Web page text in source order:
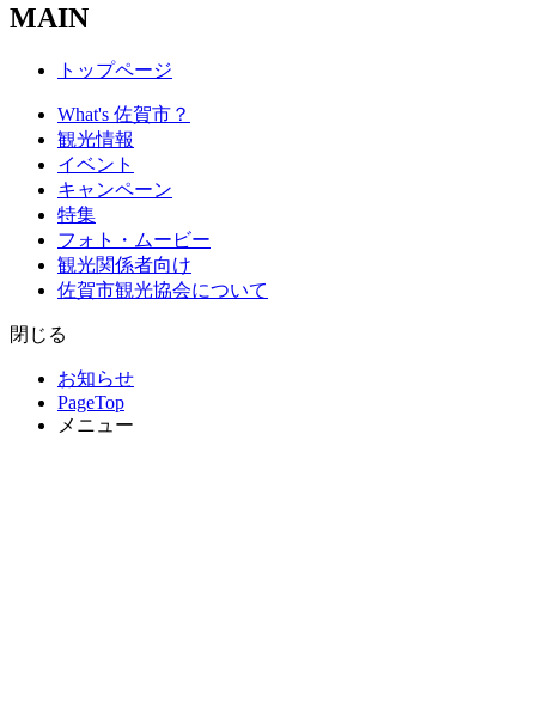
MAIN
トップページ
What's 佐賀市？
観光情報
イベント
キャンペーン
特集
フォト・ムービー
観光関係者向け
佐賀市観光協会について
閉じる
お知らせ
PageTop
メニュー